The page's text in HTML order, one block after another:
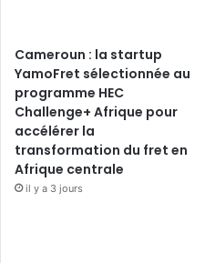
Cameroun : la startup
YamoFret sélectionnée au
programme HEC
Challenge+ Afrique pour
accélérer la
transformation du fret en
Afrique centrale
il y a 3 jours